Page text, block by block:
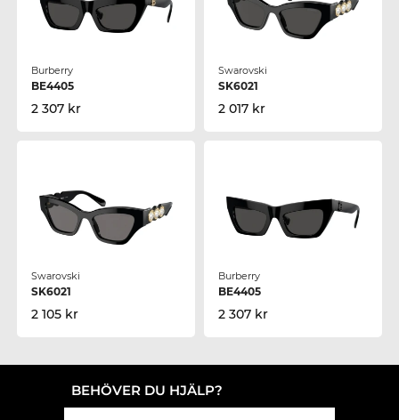
Burberry
BE4405
2 307 kr
Swarovski
SK6021
2 017 kr
Swarovski
SK6021
2 105 kr
Burberry
BE4405
2 307 kr
BEHÖVER DU HJÄLP?